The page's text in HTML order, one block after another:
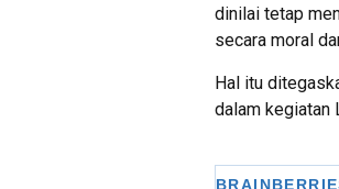
dinilai tetap
secara moral
Hal itu
dalam kegiatan